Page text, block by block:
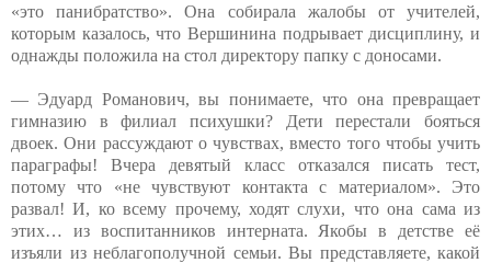
«это панибратство». Она собирала жалобы от учителей,
которым казалось, что Вершинина подрывает дисциплину, и
однажды положила на стол директору папку с доносами.
— Эдуард Романович, вы понимаете, что она превращает
гимназию в филиал психушки? Дети перестали бояться
двоек. Они рассуждают о чувствах, вместо того чтобы учить
параграфы! Вчера девятый класс отказался писать тест,
потому что «не чувствуют контакта с материалом». Это
развал! И, ко всему прочему, ходят слухи, что она сама из
этих… из воспитанников интерната. Якобы в детстве её
изъяли из неблагополучной семьи. Вы представляете, какой